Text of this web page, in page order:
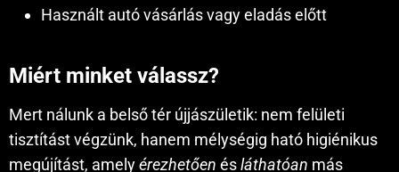
Használt autó vásárlás vagy eladás előtt
Miért minket válassz?
Mert nálunk a belső tér újjászületik: nem felületi
tisztítást végzünk, hanem mélységig ható higiénikus
megújítást, amelyérezhetően ésláthatóan más